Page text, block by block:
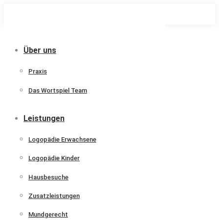
Über uns
Praxis
Das Wortspiel Team
Leistungen
Logopädie Erwachsene
Logopädie Kinder
Hausbesuche
Zusatzleistungen
Mundgerecht